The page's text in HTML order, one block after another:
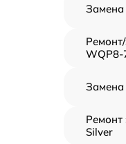
WQP8-
Замена
Ремонт
Silver